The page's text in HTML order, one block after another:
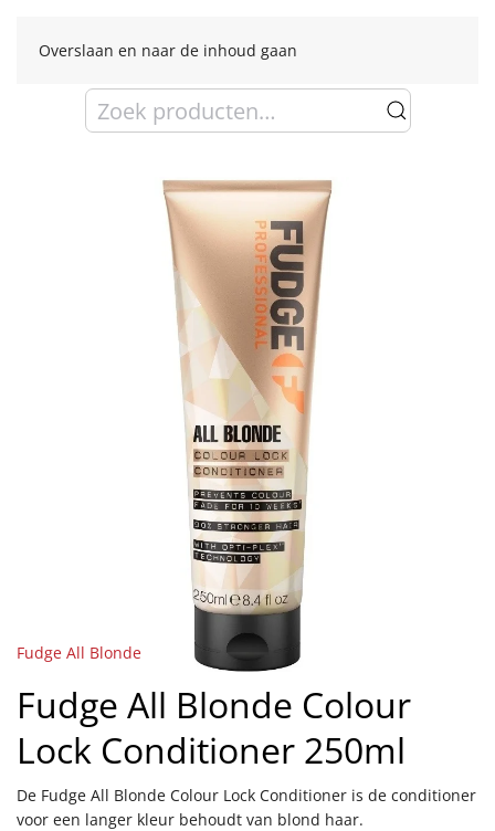
Overslaan en naar de inhoud gaan
Zoeken
naar:
Fudge All Blonde
Fudge All Blonde Colour
Lock Conditioner 250ml
De Fudge All Blonde Colour Lock Conditioner is de conditioner
voor een langer kleur behoudt van blond haar.